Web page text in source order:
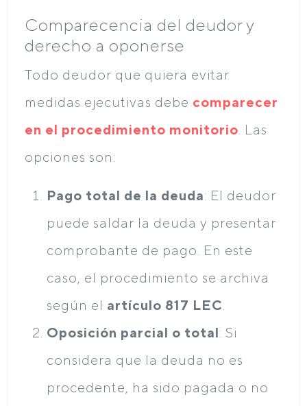
Comparecencia del deudor y
derecho a oponerse
Todo deudor que quiera evitar
medidas ejecutivas debe comparecer
en el procedimiento monitorio . Las
opciones son:
Pago total de la deuda: El deudor
puede saldar la deuda y presentar
comprobante de pago. En este
caso, el procedimiento se archiva
según el artículo 817 LEC
Oposición parcial o total: Si
considera que la deuda no es
procedente, ha sido pagada o no